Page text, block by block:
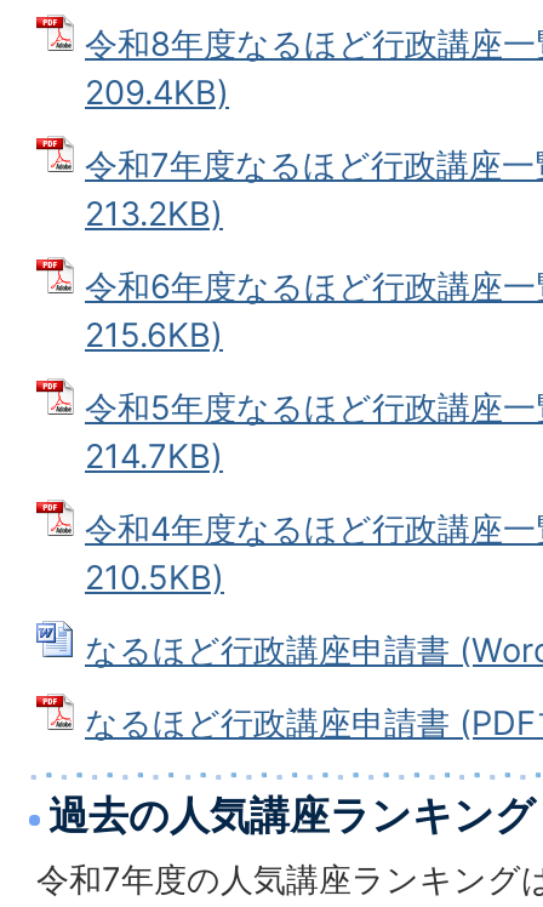
令和8年度なるほど行政講座
209.4KB)
令和7年度なるほど行政講座
213.2KB)
令和6年度なるほど行政講座
215.6KB)
令和5年度なるほど行政講座
214.7KB)
令和4年度なるほど行政講座
210.5KB)
なるほど行政講座申請書
なるほど行政講座申請書
過去の人気講座ランキング
令和7年度の人気講座ランキング